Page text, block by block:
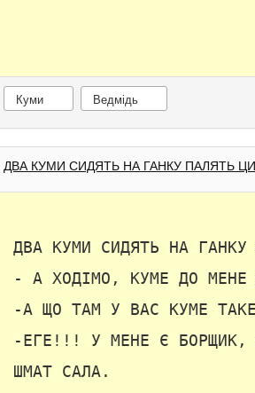
Куми Ведмідь
ДВА КУМИ СИДЯТЬ НА ГАНКУ ПАЛЯТЬ
ДВА КУМИ СИДЯТЬ НА
- А ХОДІМО, КУМЕ ДО МЕНЕ
-А ЩО ТАМ У ВАС КУМЕ
-ЕГЕ!!! У МЕНЕ Є БОРЩИК,
ШМАТ САЛА.